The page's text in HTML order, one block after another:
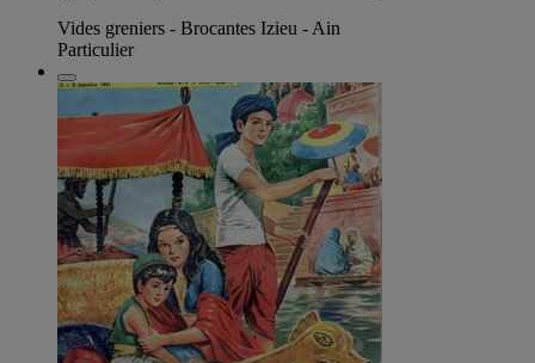
Vides greniers - Brocantes Izieu - Ain
Particulier